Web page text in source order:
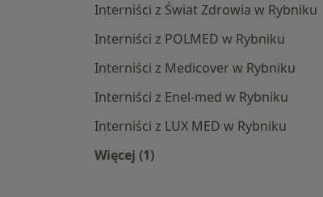
Interniści z Świat Zdrowia w Rybniku
Interniści z POLMED w Rybniku
Interniści z Medicover w Rybniku
Interniści z Enel-med w Rybniku
Interniści z LUX MED w Rybniku
Więcej (1)